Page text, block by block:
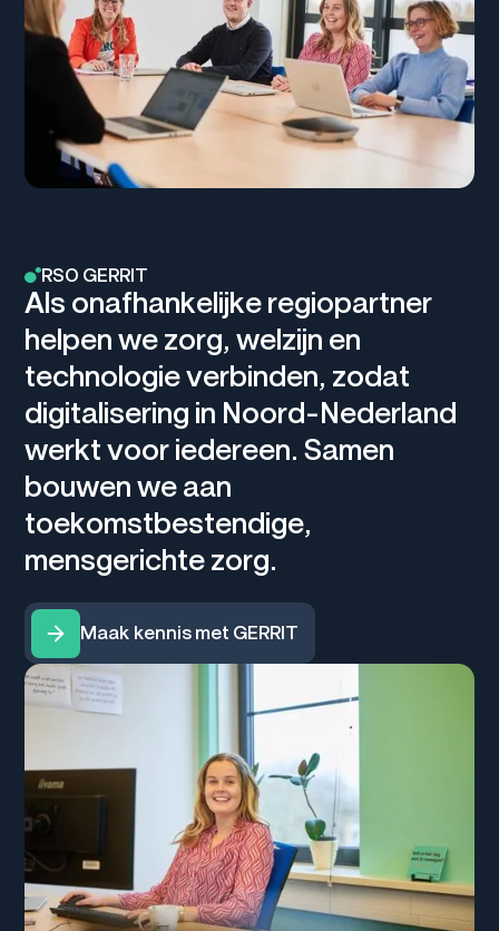
RSO GERRIT
Als onafhankelijkeregiopartner
helpenwezorg, welzijn en
technologieverbinden, zodat
digitalisering in Noord-Nederland
werktvooriedereen. Samen
bouwenweaan
toekomstbestendige,
mensgerichtezorg.
Maak kennis met GERRIT